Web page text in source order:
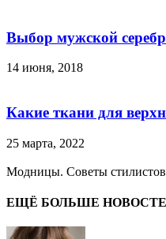
Выбор мужской
14 июня, 2018
Какие ткани для
25 марта, 2022
Модницы. Советы стилистов
ЕЩЁ БОЛЬШЕ